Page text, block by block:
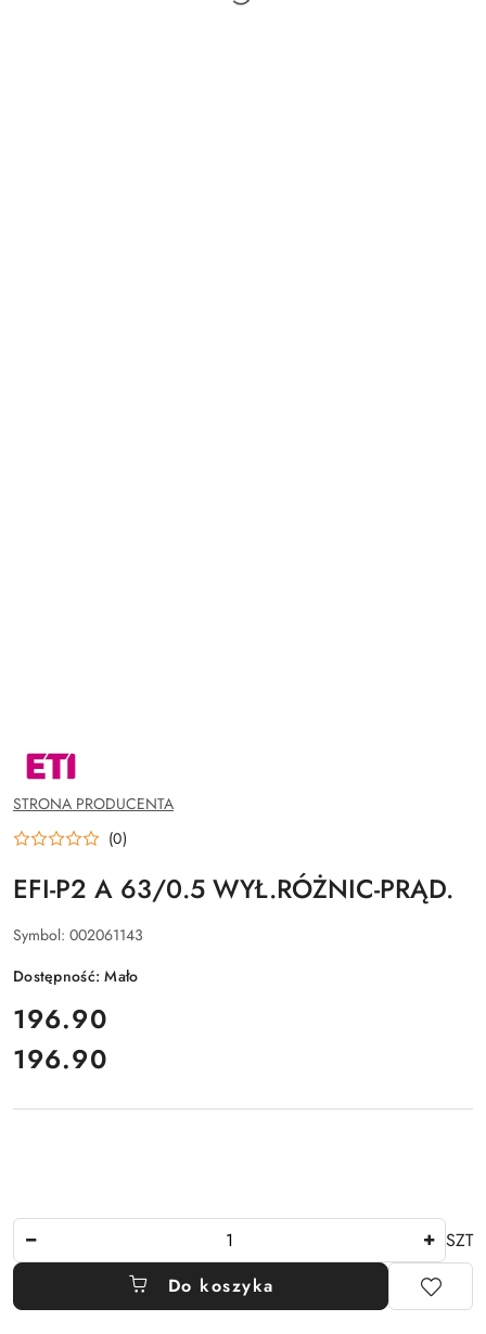
NAZWA
PRODUCENTA:
ETI
POLAM
SP.Z
STRONA PRODUCENTA
(0)
EFI-P2 A 63/0.5 WYŁ.RÓŻNIC-PRĄD.
Symbol: 002061143
Dostępność:Mało
cena:
196.90
Cena:
196.90
SZT
Do koszyka